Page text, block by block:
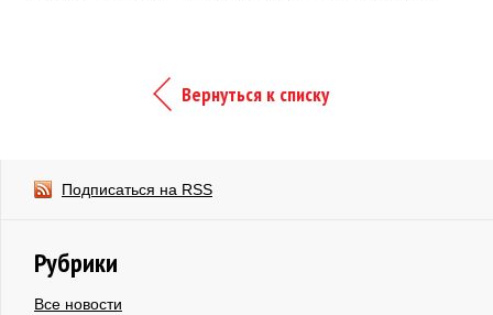
Вернуться к списку
Подписаться на RSS
Рубрики
Все новости